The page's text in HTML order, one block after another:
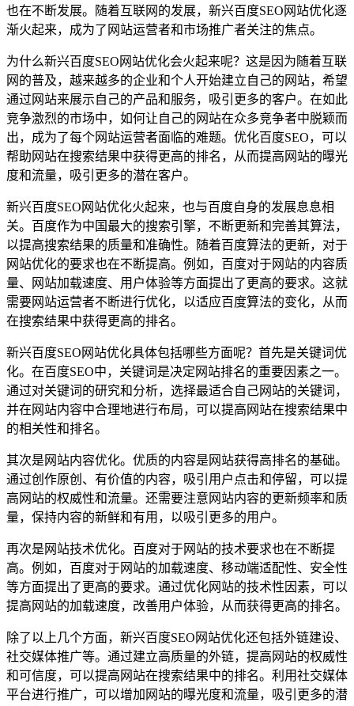
也在不断发展。随着互联网的发展，新兴百度SEO网站优化逐
渐火起来，成为了网站运营者和市场推广者关注的焦点。
为什么新兴百度SEO网站优化会火起来呢？这是因为随着互联
网的普及，越来越多的企业和个人开始建立自己的网站，希望
通过网站来展示自己的产品和服务，吸引更多的客户。在如此
竞争激烈的市场中，如何让自己的网站在众多竞争者中脱颖而
出，成为了每个网站运营者面临的难题。优化百度SEO，可以
帮助网站在搜索结果中获得更高的排名，从而提高网站的曝光
度和流量，吸引更多的潜在客户。
新兴百度SEO网站优化火起来，也与百度自身的发展息息相
关。百度作为中国最大的搜索引擎，不断更新和完善其算法，
以提高搜索结果的质量和准确性。随着百度算法的更新，对于
网站优化的要求也在不断提高。例如，百度对于网站的内容质
量、网站加载速度、用户体验等方面提出了更高的要求。这就
需要网站运营者不断进行优化，以适应百度算法的变化，从而
在搜索结果中获得更高的排名。
新兴百度SEO网站优化具体包括哪些方面呢？首先是关键词优
化。在百度SEO中，关键词是决定网站排名的重要因素之一。
通过对关键词的研究和分析，选择最适合自己网站的关键词，
并在网站内容中合理地进行布局，可以提高网站在搜索结果中
的相关性和排名。
其次是网站内容优化。优质的内容是网站获得高排名的基础。
通过创作原创、有价值的内容，吸引用户点击和停留，可以提
高网站的权威性和流量。还需要注意网站内容的更新频率和质
量，保持内容的新鲜和有用，以吸引更多的用户。
再次是网站技术优化。百度对于网站的技术要求也在不断提
高。例如，百度对于网站的加载速度、移动端适配性、安全性
等方面提出了更高的要求。通过优化网站的技术性因素，可以
提高网站的加载速度，改善用户体验，从而获得更高的排名。
除了以上几个方面，新兴百度SEO网站优化还包括外链建设、
社交媒体推广等。通过建立高质量的外链，提高网站的权威性
和可信度，可以提高网站在搜索结果中的排名。利用社交媒体
平台进行推广，可以增加网站的曝光度和流量，吸引更多的潜